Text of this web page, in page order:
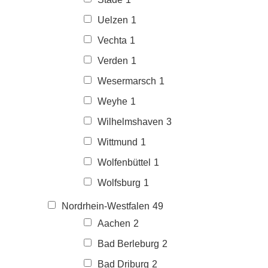
Uelzen 1
Vechta 1
Verden 1
Wesermarsch 1
Weyhe 1
Wilhelmshaven 3
Wittmund 1
Wolfenbüttel 1
Wolfsburg 1
Nordrhein-Westfalen 49
Aachen 2
Bad Berleburg 2
Bad Driburg 2